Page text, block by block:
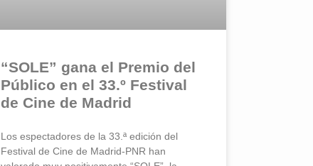
“SOLE” gana el Premio del
Público en el 33.º Festival
de Cine de Madrid
Los espectadores de la 33.ª edición del
Festival de Cine de Madrid-PNR han